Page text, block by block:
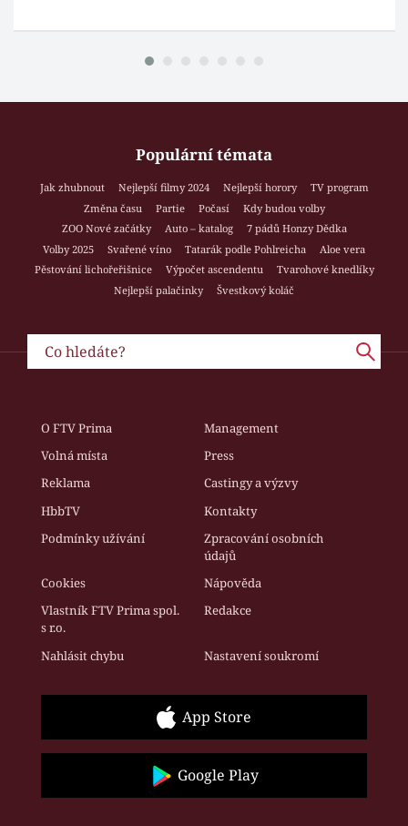
Populární témata
Jak zhubnout Nejlepší filmy 2024 Nejlepší horory
TV program
Změna času
Partie Počasí
Kdy budou volby
ZOO Nové začátky
Auto – katalog
7 pádů Honzy Dědka
Volby 2025
Svařené víno Tatarák podle Pohlreicha
Aloe vera
Pěstování lichořeřišnice
Výpočet ascendentu
Tvarohové knedlíky
Nejlepší palačinky
Švestkový koláč
O FTV Prima
Management
Volná místa
Press
Reklama
Castingy a výzvy
HbbTV
Kontakty
Podmínky užívání
Zpracování osobních
údajů
Cookies
Nápověda
Vlastník FTV Prima spol.
s r.o.
Redakce
Nahlásit chybu Nastavení soukromí
App Store
Google Play